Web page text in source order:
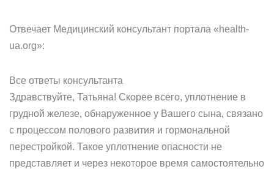
Отвечает Медицинский консультант портала «health-
ua.org»:
Все ответы консультанта
Здравствуйте, Татьяна! Скорее всего, уплотнение в
грудной железе, обнаруженное у Вашего сына, связано
с процессом полового развития и гормональной
перестройкой. Такое уплотнение опасности не
представляет и через некоторое время самостоятельно